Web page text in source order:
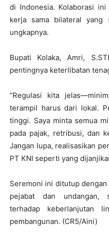
di Indonesia. Kolaborasi ini
kerja sama bilateral yang
ungkapnya.
Bupati Kolaka, Amri,
pentingnya keterlibatan
“Regulasi kita
terampil harus dari lokal.
tinggi. Saya minta semua
pada pajak, retribusi, dan
Jangan lupa, realisasikan
PT KNI seperti yang
Seremoni ini ditutup
pejabat dan undangan,
terhadap keberlanjutan
pembangunan. (CR5/Aini)